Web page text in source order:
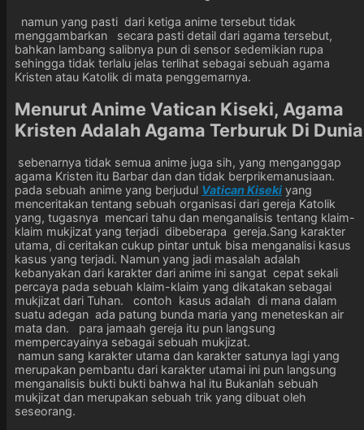
namun yang pasti dari ketiga anime tersebut tidak
menggambarkan secara pasti detail dari agama tersebut,
bahkan lambang salibnya pun di sensor sedemikian rupa
sehingga tidak terlalu jelas terlihat sebagai sebuah agama
Kristen atau Katolik di mata penggemarnya.
Menurut Anime Vatican Kiseki, Agama
Kristen Adalah Agama Terburuk Di Dunia
sebenarnya tidak semua anime juga sih, yang menganggap
agama Kristen itu Barbar dan dan tidak berprikemanusiaan.
pada sebuah anime yang berjudul Vatican Kiseki yang
menceritakan tentang sebuah organisasi dari gereja Katolik
yang, tugasnya mencari tahu dan menganalisis tentang klaim-
klaim mukjizat yang terjadi dibeberapa gereja.Sang karakter
utama, di ceritakan cukup pintar untuk bisa menganalisi kasus
kasus yang terjadi. Namun yang jadi masalah adalah
kebanyakan dari karakter dari anime ini sangat cepat sekali
percaya pada sebuah klaim-klaim yang dikatakan sebagai
mukjizat dari Tuhan. contoh kasus adalah di mana dalam
suatu adegan ada patung bunda maria yang meneteskan air
mata dan. para jamaah gereja itu pun langsung
mempercayainya sebagai sebuah mukjizat.
namun sang karakter utama dan karakter satunya lagi yang
merupakan pembantu dari karakter utamai ini pun langsung
menganalisis bukti bukti bahwa hal itu Bukanlah sebuah
mukjizat dan merupakan sebuah trik yang dibuat oleh
seseorang.